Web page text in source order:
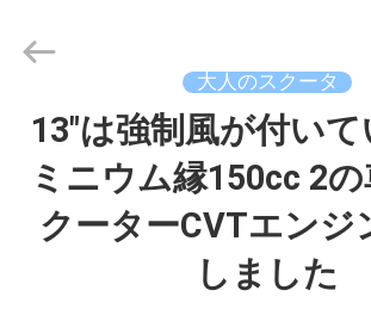
家
Shanghai
Rongyao
Rights
Reserved.
大人のスクータ
13"は強制風が付い
ミニウム縁150cc 2
クーターCVTエンジ
しました